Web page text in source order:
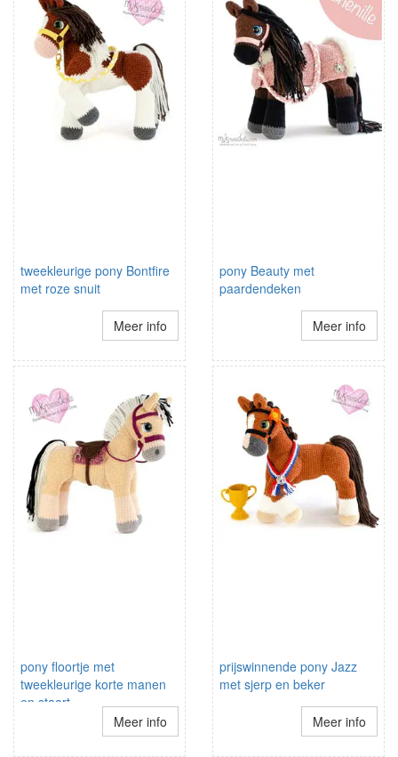
tweekleurige pony Bontfire
met roze snuit
Meer info
pony Beauty met
paardendeken
Meer info
pony floortje met
tweekleurige korte manen
en staart
Meer info
prijswinnende pony Jazz
met sjerp en beker
Meer info